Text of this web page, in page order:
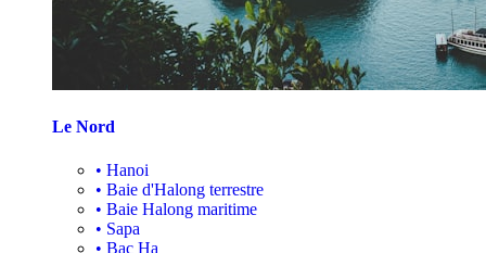
Le Nord
• Hanoi
• Baie d'Halong terrestre
• Baie Halong maritime
• Sapa
• Bac Ha